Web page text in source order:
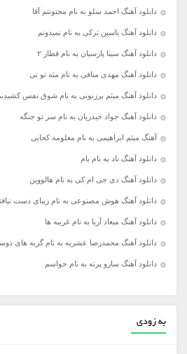
دانلود آهنگ احمد سلو به نام مجنونتم آقا
دانلود آهنگ یاسین ترکی به نام نمیدونم
دانلود آهنگ سینا پارسیان به نام قطار ۲
دانلود آهنگ مهدی منافی به نام مثه تو نی
دانلود آهنگ میثم برزنونی به نام شوق نفس
دانلود آهنگ جواد حیدریان به نام سر تو جنگه
آهنگ میثم ابراهیمی به نام معلومه کجایی
دانلود آهنگ ناد به نام بام
دانلود آهنگ دی جی ام کی به نام هالووین
دانلود آهنگ هوش مصنوعی به نام زیبای دست
دانلود آهنگ میعاد آریا به نام غریبه ها
دانلود آهنگ محمدرضا عشریه به نام گربه های
دانلود آهنگ سارو پرته به نام حواسم
به زودی